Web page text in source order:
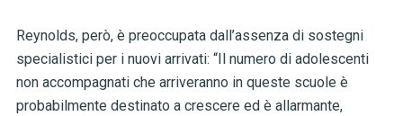
Reynolds, però, è preoccupata dall’assenza di sostegni
specialistici per i nuovi arrivati: “Il numero di adolescenti
non accompagnati che arriveranno in queste scuole è
probabilmente destinato a crescere ed è allarmante,